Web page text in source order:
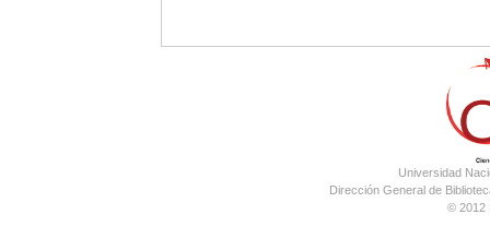
Universidad
Dirección General de
© 2012